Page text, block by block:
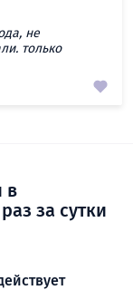
не
только
в
за сутки